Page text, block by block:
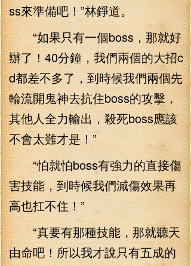
ss來準備吧！”林錚道。
“如果只有一個boss，那就好
辦了！40分鐘，我們兩個的大招c
d都差不多了，到時候我們兩個先
輪流開鬼神去抗住boss的攻擊，
其他人全力輸出，殺死boss應該
不會太難才是！”
“怕就怕boss有強力的直接傷
害技能，到時候我們減傷效果再
高也扛不住！”
“真要有那種技能，那就聽天
由命吧！所以我才說只有五成的